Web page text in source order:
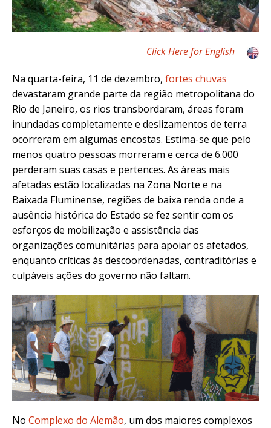
Click Here for English
Na quarta-feira, 11 de dezembro, fortes chuvas
devastaram grande parte da região metropolitana do
Rio de Janeiro, os rios transbordaram, áreas foram
inundadas completamente e deslizamentos de terra
ocorreram em algumas encostas. Estima-se que pelo
menos quatro pessoas morreram e cerca de 6.000
perderam suas casas e pertences. As áreas mais
afetadas estão localizadas na Zona Norte e na
Baixada Fluminense, regiões de baixa renda onde a
ausência histórica do Estado se fez sentir com os
esforços de mobilização e assistência das
organizações comunitárias para apoiar os afetados,
enquanto críticas às descoordenadas, contraditórias e
culpáveis ações do governo não faltam.
No Complexo do Alemão, um dos maiores complexos